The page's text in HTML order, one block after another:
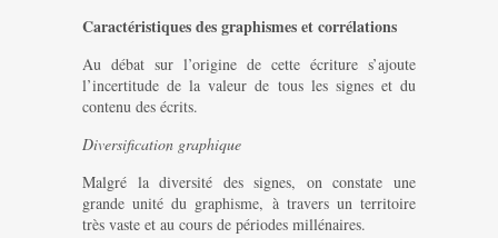
Caractéristiques des graphismes et corrélations
Au débat sur l’origine de cette écriture s’ajoute
l’incertitude de la valeur de tous les signes et du
contenu des écrits.
Diversification graphique
Malgré la diversité des signes, on constate une
grande unité du graphisme, à travers un territoire
très vaste et au cours de périodes millénaires.